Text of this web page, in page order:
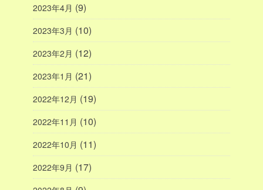
2023年4月 (9)
2023年3月 (10)
2023年2月 (12)
2023年1月 (21)
2022年12月 (19)
2022年11月 (10)
2022年10月 (11)
2022年9月 (17)